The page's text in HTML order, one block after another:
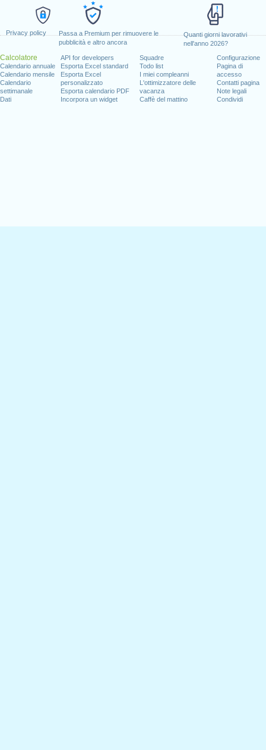
Privacy policy
Passa a Premium per rimuovere le
pubblicità e altro ancora
Quanti giorni lavorativi
nell'anno 2026?
Calcolatore
Calendario annuale
Calendario mensile
Calendario
settimanale
Dati
API for developers
Esporta Excel standard
Esporta Excel
personalizzato
Esporta calendario PDF
Incorpora un widget
Squadre
Todo list
I miei compleanni
L'ottimizzatore delle
vacanza
Caffè del mattino
Configurazione
Pagina di
accesso
Contatti pagina
Note legali
Condividi